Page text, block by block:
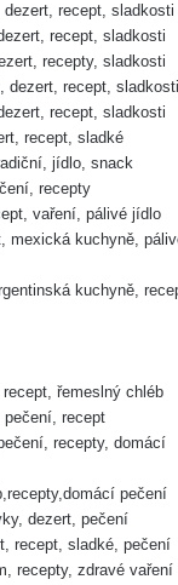
recept, sladkosti
recept, sladkosti
recepty, sladkosti
dezert, recept, sladkosti
recept, sladkosti
recept, sladké
jídlo, snack
recepty
vaření, pálivé jídlo
mexická kuchyně,
kuchyně,
řemeslný chléb
recept
recepty, domácí
pečení
dezert, pečení
recept, sladké, pečení
recepty, zdravé vaření